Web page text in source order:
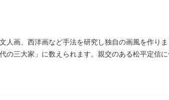
人画、西洋画など手法を研究し独自の画風を作り
三大家」に数えられます。親交のある松平定信